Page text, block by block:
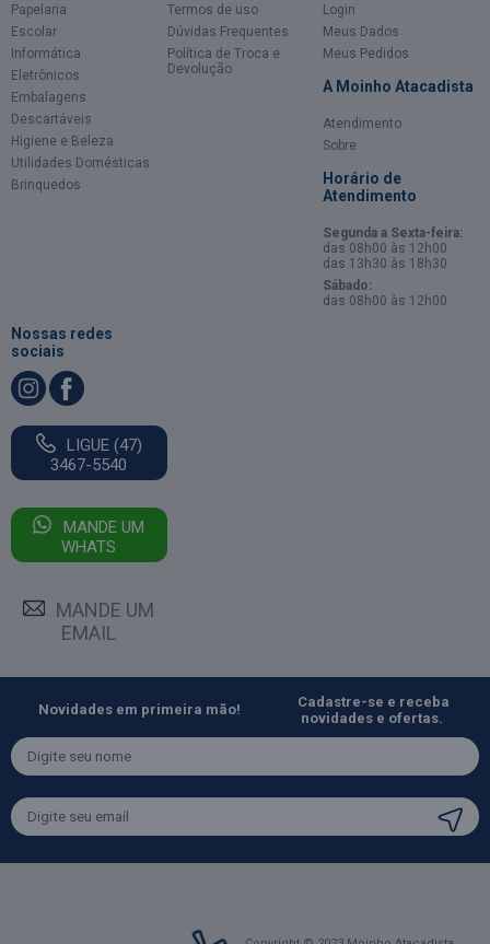
Papelaria
Escolar
Informática
Eletrônicos
Embalagens
Descartáveis
Higiene e Beleza
Utilidades Domésticas
Brinquedos
Termos de uso
Dúvidas Frequentes
Política de Troca e
Devolução
Login
Meus Dados
Meus Pedidos
A Moinho Atacadista
Atendimento
Sobre
Horário de
Atendimento
Segunda a Sexta-feira:
das 08h00 às 12h00
das 13h30 às 18h30
Sábado:
das 08h00 às 12h00
Nossas redes
sociais
LIGUE (47)
3467-5540
MANDE UM
WHATS
MANDE UM
EMAIL
Novidades em primeira mão!
Cadastre-se e receba
novidades e ofertas.